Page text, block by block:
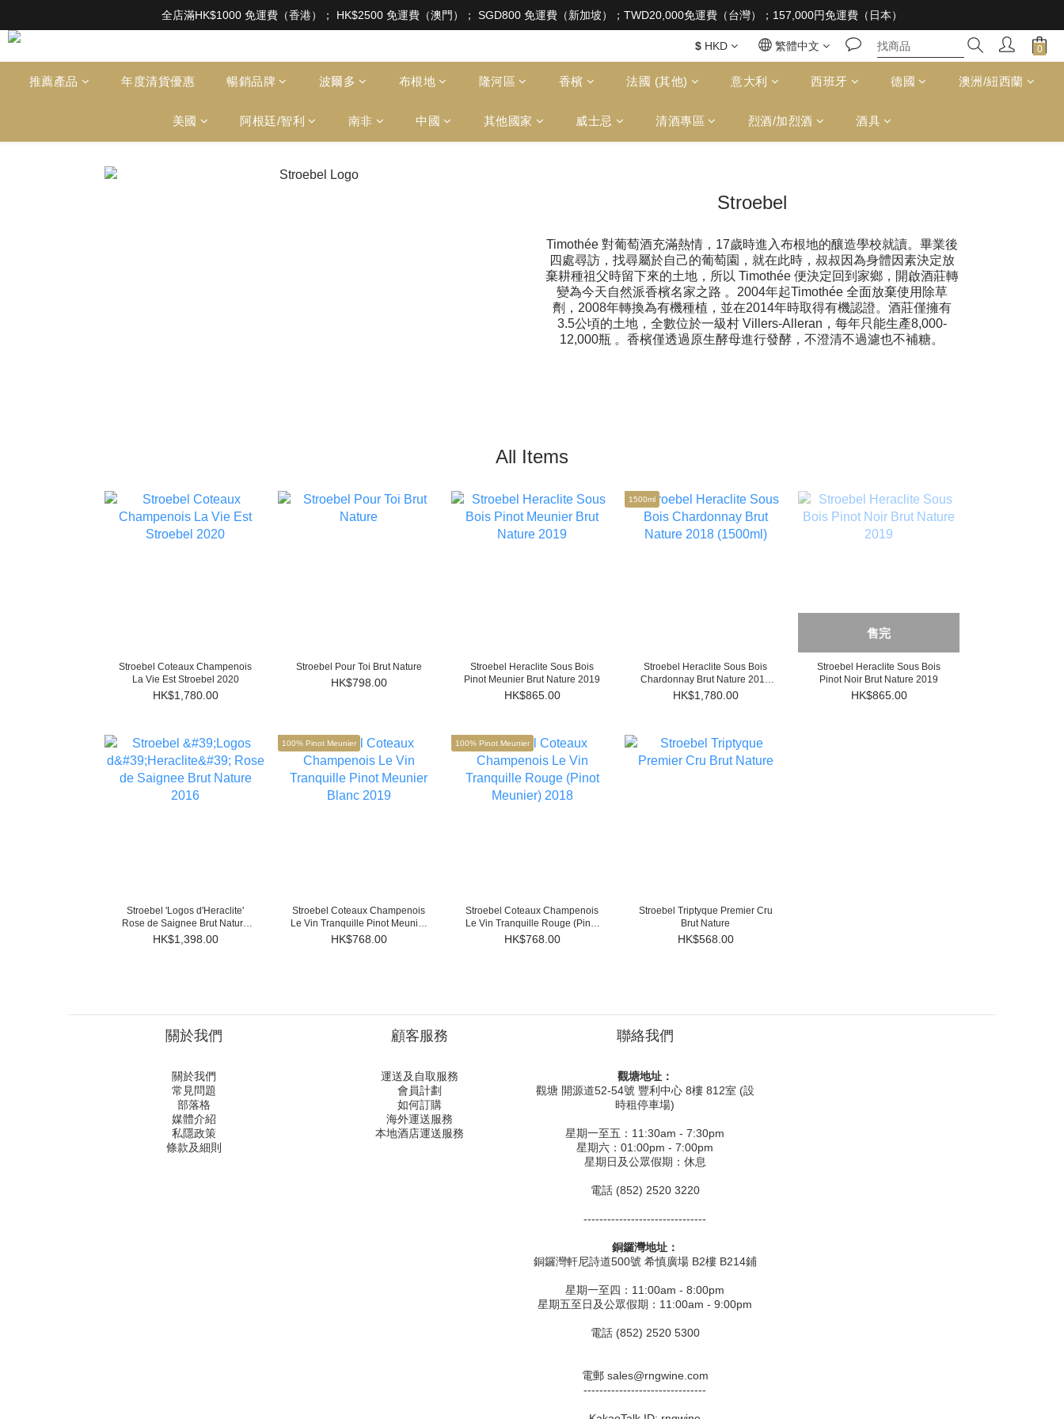
根據香港法律，不得在業務過程中，向未成年人售賣或供應令人醺醉的酒類。Under the law of Hong Kong, intoxicating liquor must not be sold or supplied to a minor in the course of business
全店滿HK$1000 免運費（香港）； HK$2500 免運費（澳門）； SGD800 免運費（新加坡）；TWD20,000免運費（台灣）；157,000円免運費（日本）
根據香港法律，不得在業務過程中，向未成年人售賣或供應令人醺醉的酒類。Under the law of Hong Kong, intoxicating liquor must not be sold or supplied to a minor in the course of business
$ HKD 繁體中文
推薦產品 年度清貨優惠 暢銷品牌 波爾多 布根地 隆河區 香檳 法國 (其他) 意大利 西班牙 德國 澳洲/紐西蘭
美國 阿根廷/智利 南非 中國 其他國家 威士忌 清酒專區 烈酒/加烈酒 酒具
Stroebel
Timothée 對葡萄酒充滿熱情，17歲時進入布根地的釀造學校就讀。畢業後
四處尋訪，找尋屬於自己的葡萄園，就在此時，叔叔因為身體因素決定放
棄耕種祖父時留下來的土地，所以 Timothée 便決定回到家鄉，開啟酒莊轉
變為今天自然派香檳名家之路 。2004年起Timothée 全面放棄使用除草
劑，2008年轉換為有機種植，並在2014年時取得有機認證。酒莊僅擁有
3.5公頃的土地，全數位於一級村 Villers-Alleran，每年只能生產8,000-
12,000瓶 。香檳僅透過原生酵母進行發酵，不澄清不過濾也不補糖。
All Items
Stroebel Coteaux Champenois
La Vie Est Stroebel 2020
HK$1,780.00
Stroebel Pour Toi Brut Nature
HK$798.00
Stroebel Heraclite Sous Bois
Pinot Meunier Brut Nature 2019
HK$865.00
1500ml
Stroebel Heraclite Sous Bois
Chardonnay Brut Nature 2018
(1500ml)
HK$1,780.00
售完
Stroebel Heraclite Sous Bois
Pinot Noir Brut Nature 2019
HK$865.00
Stroebel 'Logos d'Heraclite'
Rose de Saignee Brut Nature
2016
HK$1,398.00
100% Pinot Meunier
Stroebel Coteaux Champenois
Le Vin Tranquille Pinot Meunier
Blanc 2019
HK$768.00
100% Pinot Meunier
Stroebel Coteaux Champenois
Le Vin Tranquille Rouge (Pinot
Meunier) 2018
HK$768.00
Stroebel Triptyque Premier Cru
Brut Nature
HK$568.00
關於我們
關於我們
常見問題
部落格
媒體介紹
私隱政策
條款及細則
顧客服務
運送及自取服務
會員計劃
如何訂購
海外運送服務
本地酒店運送服務
聯絡我們
觀塘地址：
觀塘 開源道52-54號 豐利中心 8樓 812室 (設
時租停車場)
星期一至五：11:30am - 7:30pm
星期六：01:00pm - 7:00pm
星期日及公眾假期：休息
電話 (852) 2520 3220
-------------------------------
銅鑼灣地址：
銅鑼灣軒尼詩道500號 希慎廣場 B2樓 B214鋪
星期一至四：11:00am - 8:00pm
星期五至日及公眾假期：11:00am - 9:00pm
電話 (852) 2520 5300
電郵 sales@rngwine.com
-------------------------------